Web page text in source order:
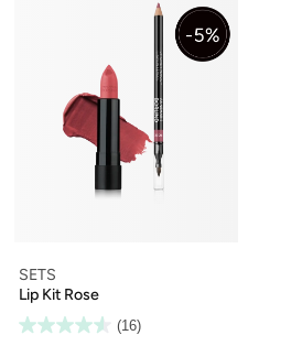
SETS
Lip Kit Rose
(16)